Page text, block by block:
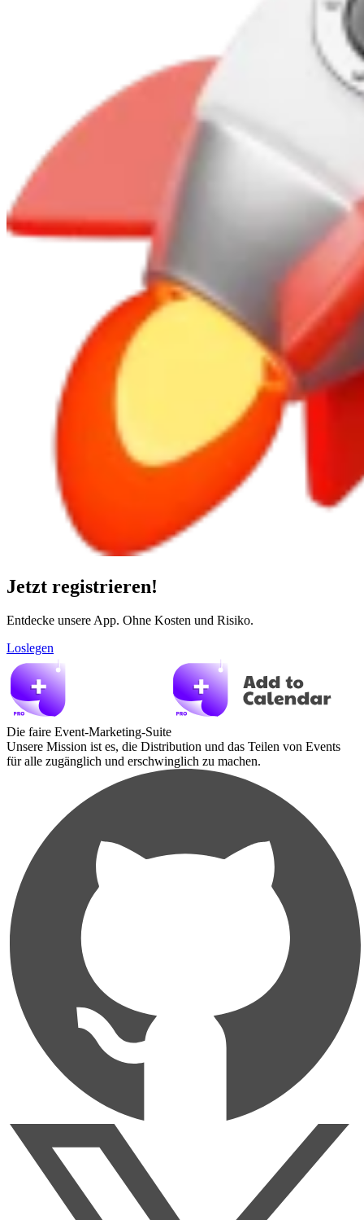
Jetzt registrieren!
Entdecke unsere App. Ohne Kosten und Risiko.
Loslegen
Die faire Event-Marketing-Suite
Unsere Mission ist es, die Distribution und das Teilen von Events
für alle zugänglich und erschwinglich zu machen.